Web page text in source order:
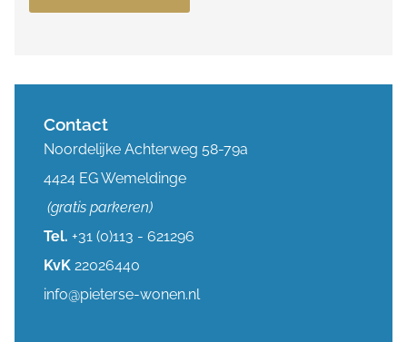
Contact
Noordelijke Achterweg 58-79a
4424 EG Wemeldinge
(gratis parkeren)
Tel. +31 (0)113 - 621296
KvK 22026440
info@pieterse-wonen.nl